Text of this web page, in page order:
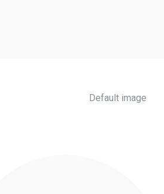
Default image